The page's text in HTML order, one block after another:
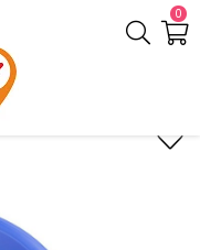
0
Sevi Bebe Bebek Banyo Filesi